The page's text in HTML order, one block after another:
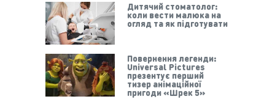
Дитячий стоматолог:
коли вести малюка на
огляд та як підготувати
Повернення легенди:
Universal Pictures
презентує перший
тизер анімаційної
пригоди «Шрек 5»